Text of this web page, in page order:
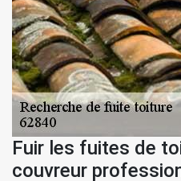
Fuir les fuites de
couvreur